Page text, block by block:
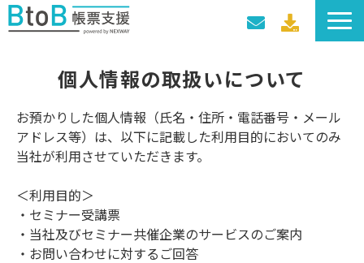
導入事例
料金プラン
セミナー・イベント
個人情報の取扱いについて
お預かりした個人情報（氏名・住所・電話番号・メール
アドレス等）は、以下に記載した利用目的においてのみ
当社が利用させていただきます。
＜利用目的＞
・セミナー受講票
・当社及びセミナー共催企業のサービスのご案内
・お問い合わせに対するご回答